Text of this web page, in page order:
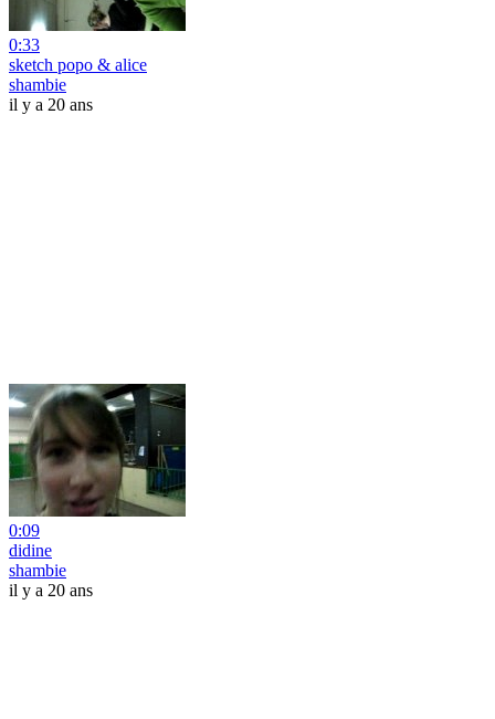
0:33
sketch popo & alice
shambie
il y a 20 ans
0:09
didine
shambie
il y a 20 ans